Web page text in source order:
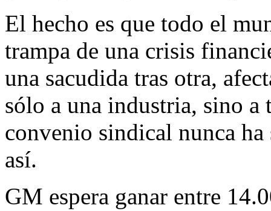
El hecho es que todo el
trampa de una crisis
una sacudida tras otra,
sólo a una industria, sino
convenio sindical nunca
así.
GM espera ganar entre